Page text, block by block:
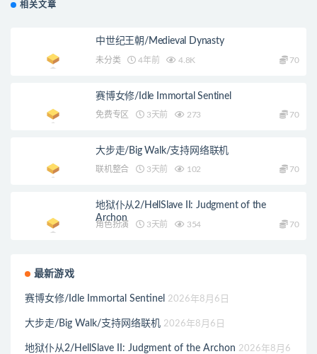
相关文章
中世纪王朝/Medieval Dynasty
未分类 4年前 4.8K 70
赛博女修/Idle Immortal Sentinel
免费专区 3天前 273 70
大步走/Big Walk/支持网络联机
联机整合 3天前 102 70
地狱仆从2/HellSlave II: Judgment of the
Archon
角色扮演 3天前 354 70
最新游戏
赛博女修/Idle Immortal Sentinel 2026年8月6日
大步走/Big Walk/支持网络联机 2026年8月6日
地狱仆从2/HellSlave II: Judgment of the Archon 2026年8月6